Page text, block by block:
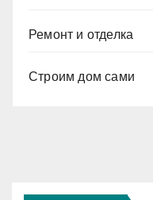
Ремонт и отделка
Строим дом сами